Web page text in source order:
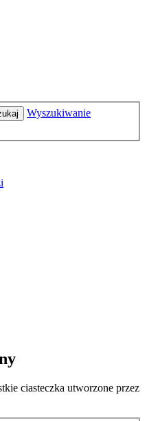
Wyszukiwanie
ciasteczka utworzone przez